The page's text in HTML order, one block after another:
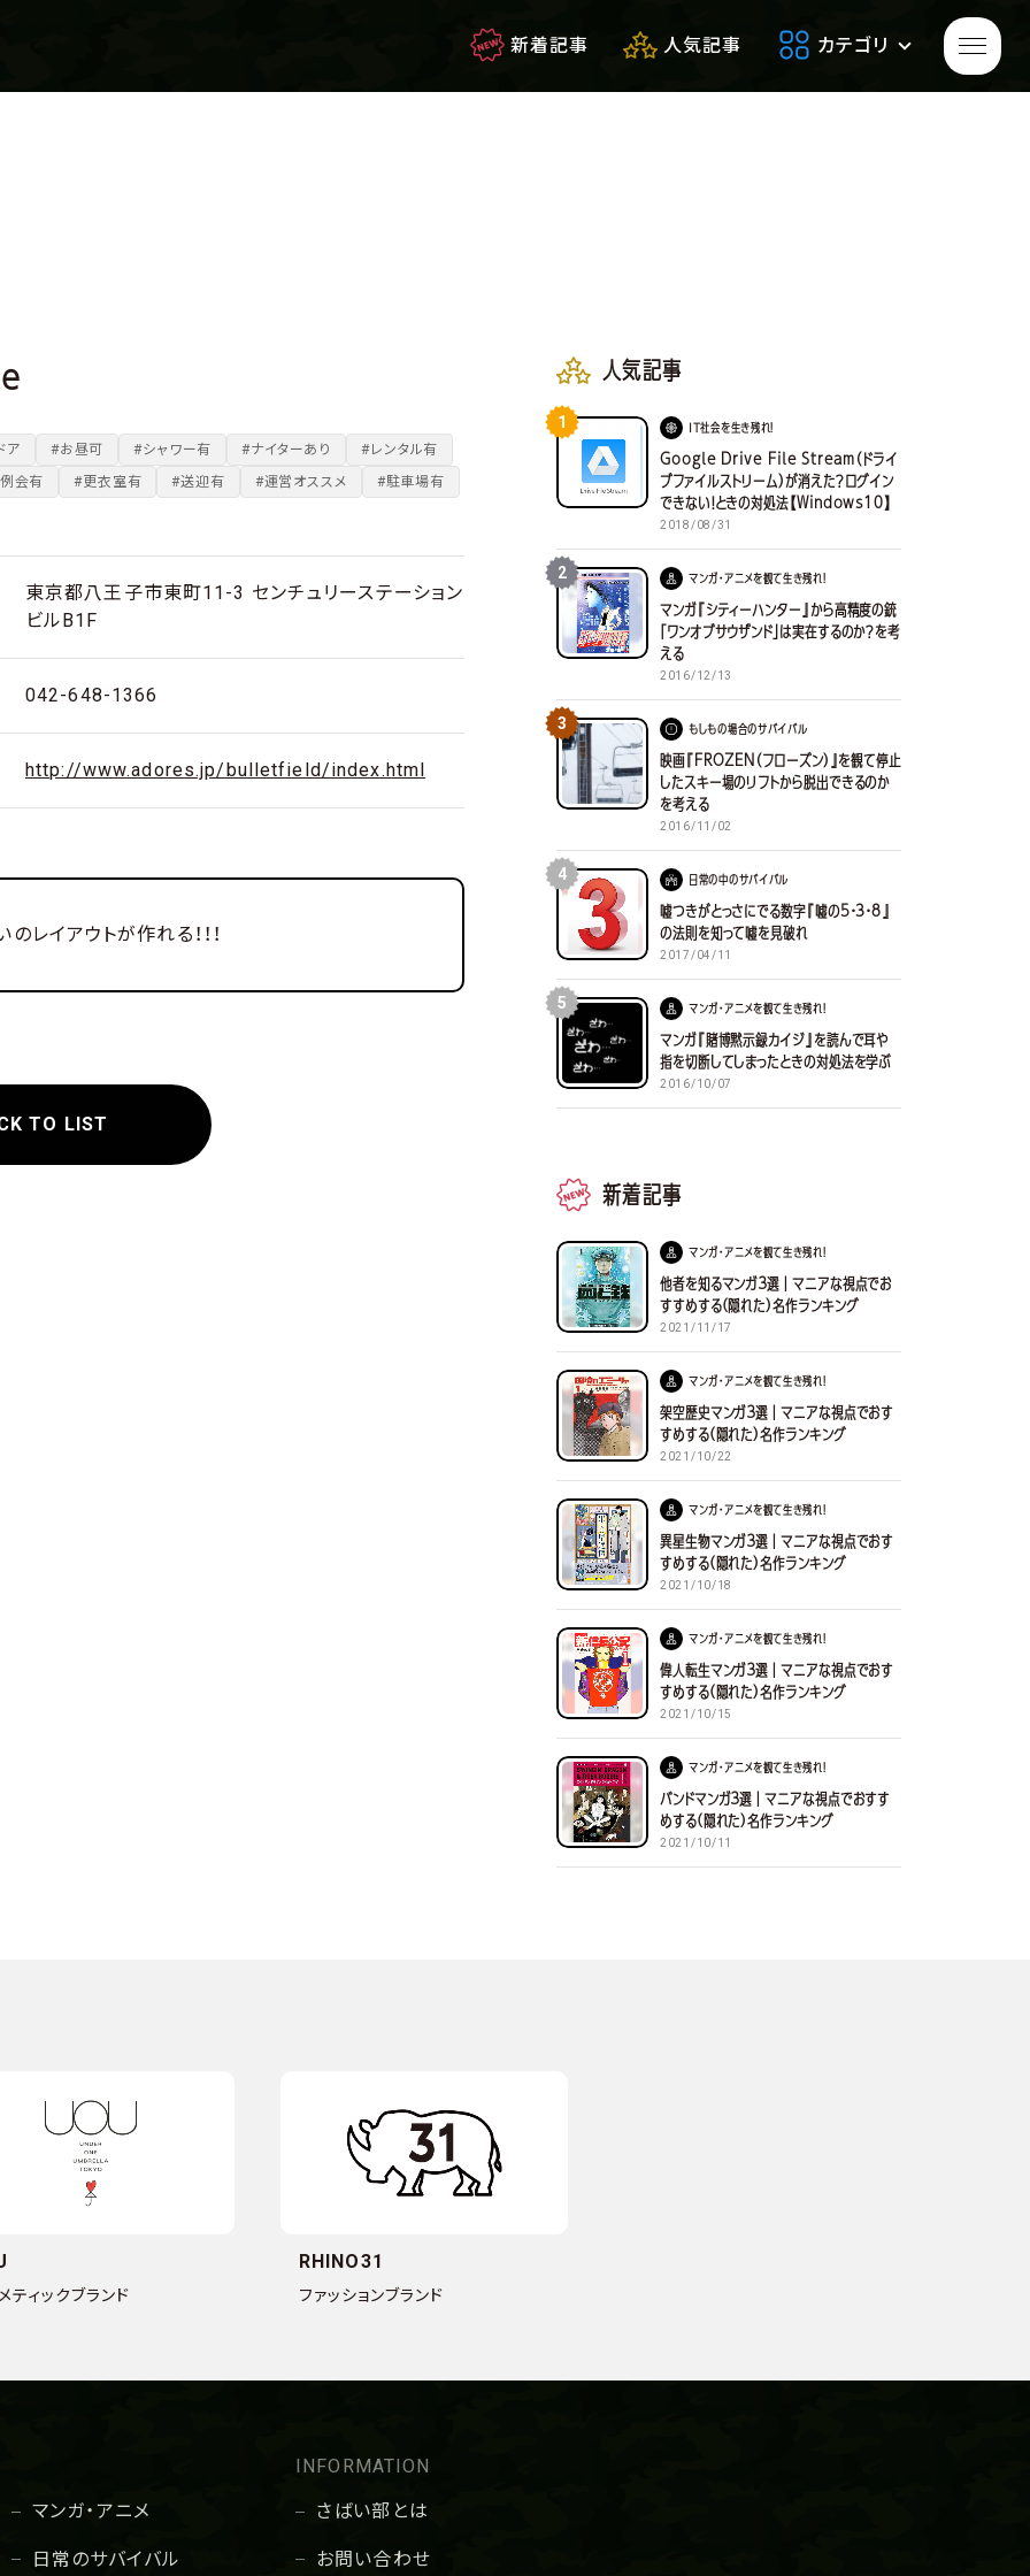
新着記事 人気記事 カテゴリ
サバゲーフィールドレビュー
ア #お昼可 #シャワー有 #ナイターあり
#レンタル有
会有
#更衣室有 #送迎有 #運営オススメ #駐車場有
東京都八王子市東町11-3 センチュリーステーション
ビルB1F
042-648-1366
http://www.adores.jp/bulletfield/index.html
レイアウトが作れる！！！
TO LIST
人気記事
1 IT社会を生き残れ！
Google Drive File Stream（ドライ
ブファイルストリーム）が消えた？ログイン
できない！ときの対処法【Windows10】
2018/08/31
2 マンガ・アニメを観て生き残れ！
マンガ『シティーハンター』から高精度の銃
「ワンオブサウザンド」は実在するのか？を考
える
2016/12/13
3 もしもの場合のサバイバル
映画『FROZEN（フローズン）』を観て停止
したスキー場のリフトから脱出できるのか
を考える
2016/11/02
4 日常の中のサバイバル
嘘つきがとっさにでる数字『嘘の5・3・8』
の法則を知って嘘を見破れ
2017/04/11
5 マンガ・アニメを観て生き残れ！
マンガ『賭博黙示録カイジ』を読んで耳や
指を切断してしまったときの対処法を学ぶ
2016/10/07
新着記事
マンガ・アニメを観て生き残れ！
他者を知るマンガ３選｜マニアな視点でお
すすめする(隠れた)名作ランキング
2021/11/17
マンガ・アニメを観て生き残れ！
架空歴史マンガ３選｜マニアな視点でおす
すめする(隠れた)名作ランキング
2021/10/22
マンガ・アニメを観て生き残れ！
異星生物マンガ３選｜マニアな視点でおす
すめする(隠れた)名作ランキング
2021/10/18
マンガ・アニメを観て生き残れ！
偉人転生マンガ３選｜マニアな視点でおす
すめする(隠れた)名作ランキング
2021/10/15
マンガ・アニメを観て生き残れ！
バンドマンガ３選｜マニアな視点でおすす
めする(隠れた)名作ランキング
2021/10/11
ティックブランド
RHINO31
ファッションブランド
マンガ・アニメ
日常のサバイバル
INFORMATION
さばい部とは
お問い合わせ